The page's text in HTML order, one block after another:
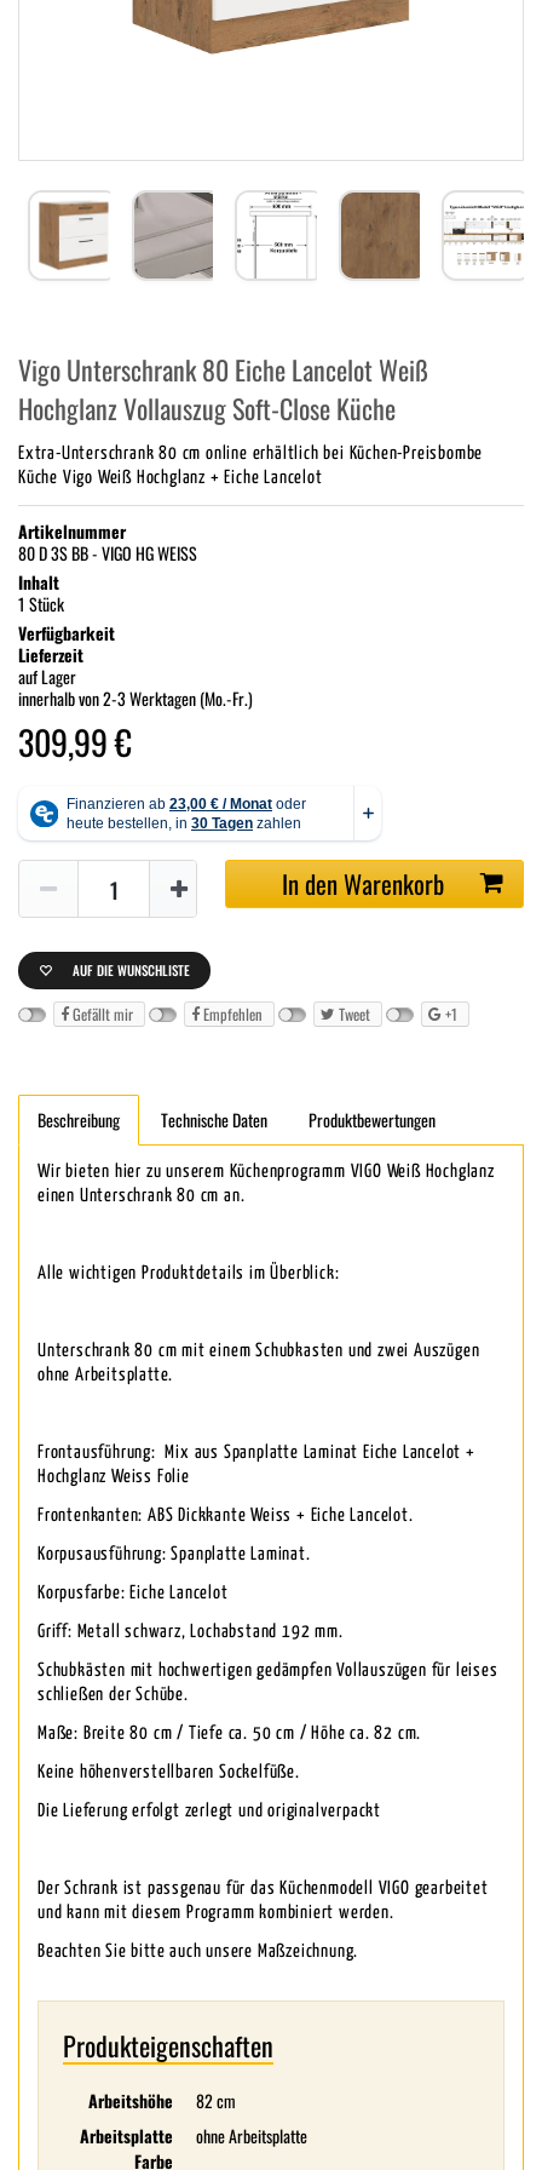
Vigo Unterschrank 80 Eiche Lancelot Weiß
Hochglanz Vollauszug Soft-Close Küche
Extra-Unterschrank 80 cm online erhältlich bei Küchen-Preisbombe
Küche Vigo Weiß Hochglanz + Eiche Lancelot
Artikelnummer
80 D 3S BB - VIGO HG WEISS
Inhalt
1 Stück
Verfügbarkeit
Lieferzeit
auf Lager
innerhalb von 2-3 Werktagen (Mo.-Fr.)
309,99 €
In den Warenkorb
AUF DIE WUNSCHLISTE
Gefällt mir Empfehlen Tweet +1
Beschreibung Technische Daten Produktbewertungen
Wir bieten hier zu unserem Küchenprogramm VIGO Weiß Hochglanz
einen Unterschrank 80 cm an.
Alle wichtigen Produktdetails im Überblick:
Unterschrank 80 cm mit einem Schubkasten und zwei Auszügen
ohne Arbeitsplatte.
Frontausführung: Mix aus Spanplatte Laminat Eiche Lancelot +
Hochglanz Weiss Folie
Frontenkanten: ABS Dickkante Weiss + Eiche Lancelot.
Korpusausführung: Spanplatte Laminat.
Korpusfarbe: Eiche Lancelot
Griff: Metall schwarz, Lochabstand 192 mm.
Schubkästen mit hochwertigen gedämpfen Vollauszügen für leises
schließen der Schübe.
Maße: Breite 80 cm / Tiefe ca. 50 cm / Höhe ca. 82 cm.
Keine höhenverstellbaren Sockelfüße.
Die Lieferung erfolgt zerlegt und originalverpackt
Der Schrank ist passgenau für das Küchenmodell VIGO gearbeitet
und kann mit diesem Programm kombiniert werden.
Beachten Sie bitte auch unsere Maßzeichnung.
Produkteigenschaften
Arbeitshöhe
82 cm
Arbeitsplatte
Farbe
ohne Arbeitsplatte